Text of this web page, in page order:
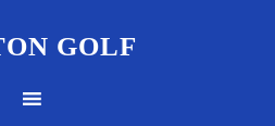
GOLF